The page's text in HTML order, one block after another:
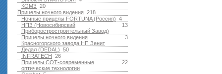
20
КОМЗ
218
Прицелы ночного видения
4
Ночные прицелы FORTUNA (Россия)
13
НПЗ (Новосибирский
Приборостростроительный Завод)
3
Прицелы ночного видения
Красногорского завода НП Зенит
50
Дедал (DEDAL)
26
INFRATECH
22
Прицелы СОТ-современные
оптические технологии